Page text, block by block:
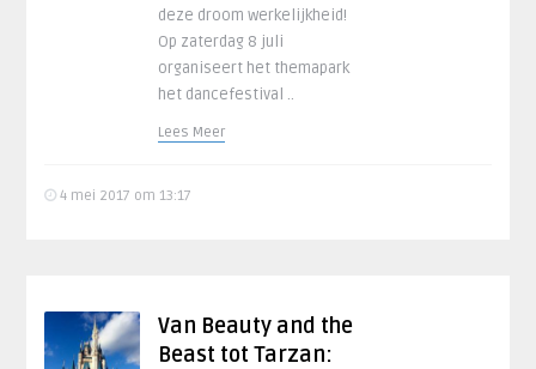
deze droom werkelijkheid!
Op zaterdag 8 juli
organiseert het themapark
het dancefestival ..
Lees Meer
4 mei 2017 om 13:17
Van Beauty and the
Beast tot Tarzan: